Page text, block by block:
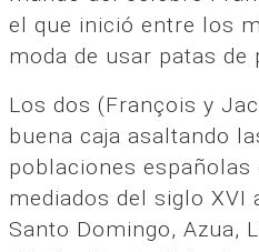
el que inició entre los
moda de usar patas de
Los dos (François y
buena caja asaltando
poblaciones españolas
mediados del siglo XVI
Santo Domingo, Azua,